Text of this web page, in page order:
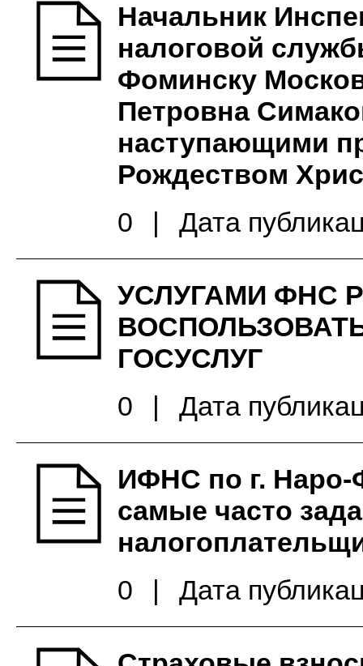
Начальник
налоговой
Фоминску
Петровна
наступающими
Рождеством
0
| Дата
УСЛУГАМИ ФНС
ГОСУСЛУГ
0
| Дата
ИФНС по г. Наро-
самые часто
0
| Дата